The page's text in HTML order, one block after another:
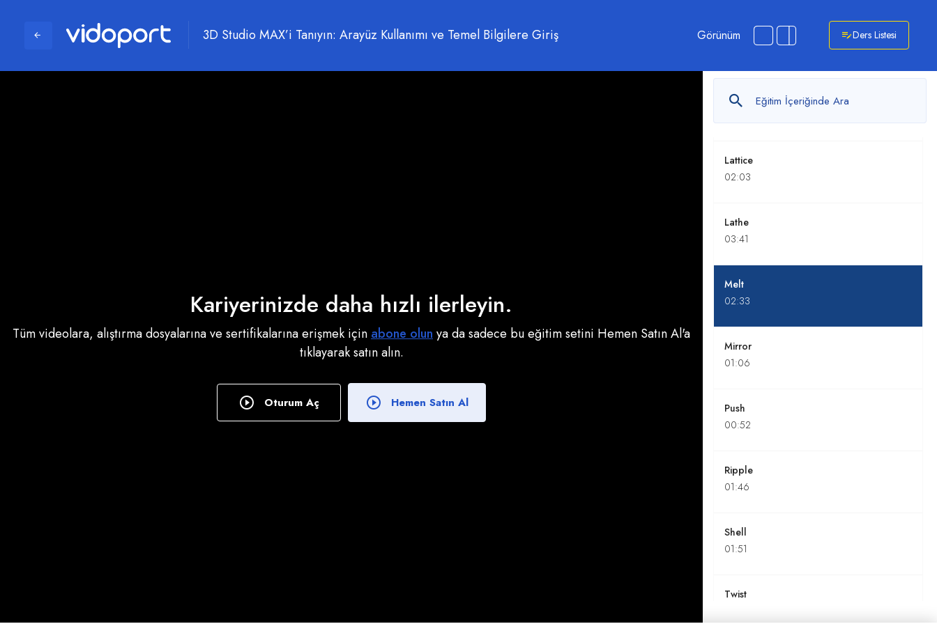
3D Studio MAX’i Tanıyın: Arayüz Kullanımı ve Temel Bilgilere Giriş Görünüm Ders Listesi
Kariyerinizde daha hızlı ilerleyin.
Tüm videolara, alıştırma dosyalarına ve sertifikalarına erişmek için abone olun ya da sadece bu eğitim setini Hemen Satın Al'a
tıklayarak satın alın.
Oturum Aç Hemen Satın Al
Taper
Sperify
Lattice
02:03
Lathe
03:41
Melt
02:33
Mirror
01:06
Push
00:52
Ripple
01:46
Shell
01:51
Twist